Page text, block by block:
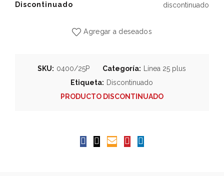
Discontinuado discontinuado
Agregar a deseados
SKU: 0400/25P Categoría:
Línea 25 plus
Etiqueta: Discontinuado
PRODUCTO DISCONTINUADO